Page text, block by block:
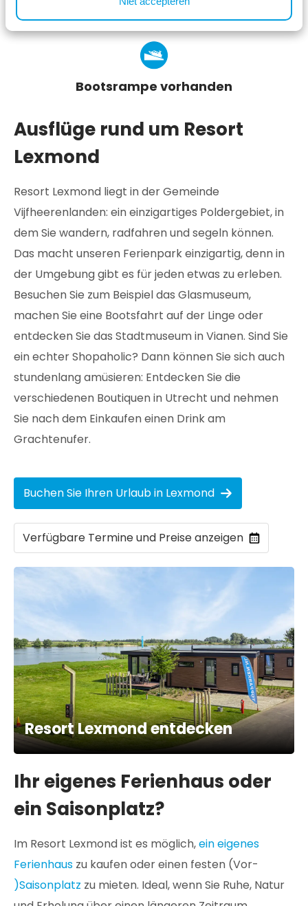
Strand am Fluss Lek
Bootsrampe vorhanden
Ausflüge rund um Resort
Lexmond
Resort Lexmond liegt in der Gemeinde
Vijfheerenlanden: ein einzigartiges Poldergebiet, in
dem Sie wandern, radfahren und segeln können.
Das macht unseren Ferienpark einzigartig, denn in
der Umgebung gibt es für jeden etwas zu erleben.
Besuchen Sie zum Beispiel das Glasmuseum,
machen Sie eine Bootsfahrt auf der Linge oder
entdecken Sie das Stadtmuseum in Vianen. Sind Sie
ein echter Shopaholic? Dann können Sie sich auch
stundenlang amüsieren: Entdecken Sie die
verschiedenen Boutiquen in Utrecht und nehmen
Sie nach dem Einkaufen einen Drink am
Grachtenufer.
Buchen Sie Ihren Urlaub in Lexmond
Verfügbare Termine und Preise anzeigen
Resort Lexmond entdecken
Ihr eigenes Ferienhaus oder
ein Saisonplatz?
Im Resort Lexmond ist es möglich,ein eigenes
Ferienhaus zu kaufen oder einen festen (Vor-
)Saisonplatz zu mieten. Ideal, wenn Sie Ruhe, Natur